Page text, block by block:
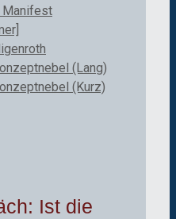
Manifest
(Lang)
(Kurz)
Ist die